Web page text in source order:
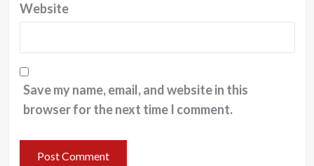
Website
Save my name, email, and website in this
browser for the next time I comment.